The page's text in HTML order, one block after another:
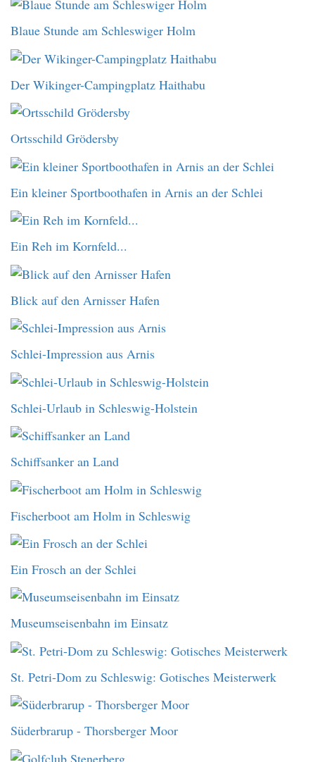
Blaue Stunde am Schleswiger Holm
Der Wikinger-Campingplatz Haithabu
Ortsschild Grödersby
Ein kleiner Sportboothafen in Arnis an der Schlei
Ein Reh im Kornfeld...
Blick auf den Arnisser Hafen
Schlei-Impression aus Arnis
Schlei-Urlaub in Schleswig-Holstein
Schiffsanker an Land
Fischerboot am Holm in Schleswig
Ein Frosch an der Schlei
Museumseisenbahn im Einsatz
St. Petri-Dom zu Schleswig: Gotisches Meisterwerk
Süderbrarup - Thorsberger Moor